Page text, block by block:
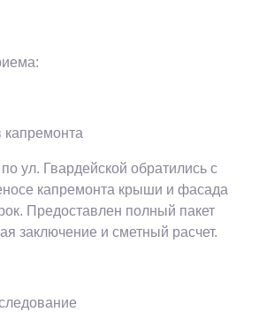
капремонта
ул. Гвардейской обратились с
капремонта крыши и фасада
Предоставлен полный пакет
заключение и сметный расчет.